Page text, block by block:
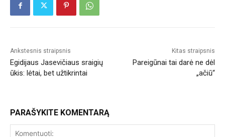
Ankstesnis straipsnis
Egidijaus Jasevičiaus sraigių
ūkis: lėtai, bet užtikrintai
Kitas straipsnis
Pareigūnai tai darė ne dėl
„ačiū“
PARAŠYKITE KOMENTARĄ